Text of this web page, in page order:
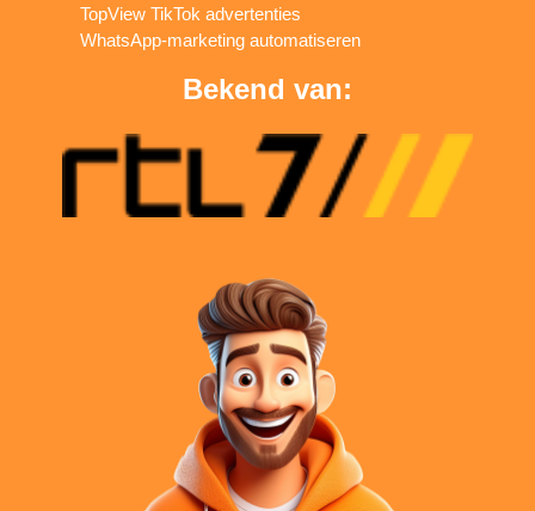
TopView TikTok advertenties
WhatsApp-marketing automatiseren
Bekend van: